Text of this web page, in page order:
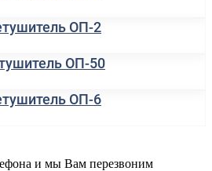
ОП-2
ОП-50
ОП-6
и мы Вам перезвоним